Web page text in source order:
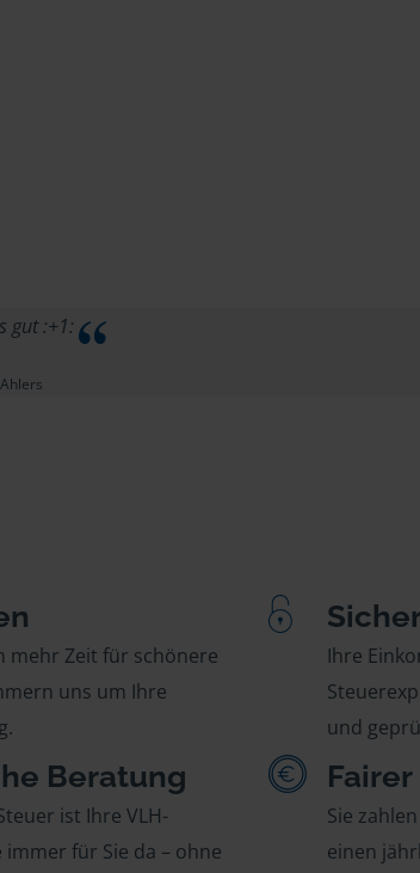
gut :+1:
Ahlers
mehr Zeit für schönere
uns um Ihre
Ihre
und
Beratung
ist Ihre VLH-
für Sie da – ohne
Sie
einen